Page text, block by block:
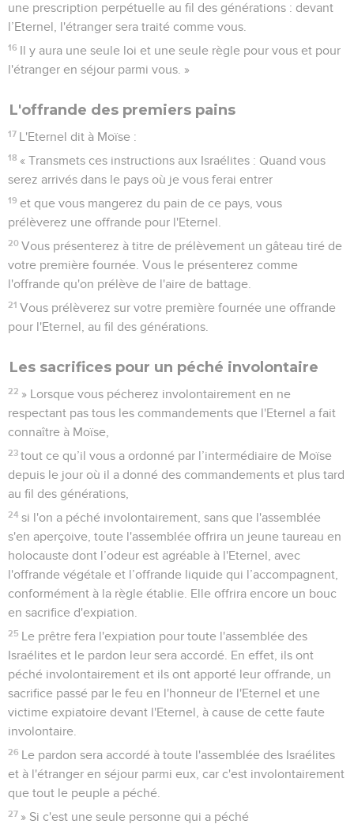
une prescription perpétuelle au fil des générations : devant
l’Eternel, l'étranger sera traité comme vous.
16 Il y aura une seule loi et une seule règle pour vous et pour
l'étranger en séjour parmi vous. »
L'offrande des premiers pains
17 L'Eternel dit à Moïse :
18 « Transmets ces instructions aux Israélites : Quand vous
serez arrivés dans le pays où je vous ferai entrer
19 et que vous mangerez du pain de ce pays, vous
prélèverez une offrande pour l'Eternel.
20 Vous présenterez à titre de prélèvement un gâteau tiré de
votre première fournée. Vous le présenterez comme
l'offrande qu'on prélève de l'aire de battage.
21 Vous prélèverez sur votre première fournée une offrande
pour l'Eternel, au fil des générations.
Les sacrifices pour un péché involontaire
22 » Lorsque vous pécherez involontairement en ne
respectant pas tous les commandements que l'Eternel a fait
connaître à Moïse,
23 tout ce qu’il vous a ordonné par l’intermédiaire de Moïse
depuis le jour où il a donné des commandements et plus tard
au fil des générations,
24 si l'on a péché involontairement, sans que l'assemblée
s'en aperçoive, toute l'assemblée offrira un jeune taureau en
holocauste dont l’odeur est agréable à l'Eternel, avec
l'offrande végétale et l’offrande liquide qui l’accompagnent,
conformément à la règle établie. Elle offrira encore un bouc
en sacrifice d'expiation.
25 Le prêtre fera l'expiation pour toute l'assemblée des
Israélites et le pardon leur sera accordé. En effet, ils ont
péché involontairement et ils ont apporté leur offrande, un
sacrifice passé par le feu en l'honneur de l'Eternel et une
victime expiatoire devant l'Eternel, à cause de cette faute
involontaire.
26 Le pardon sera accordé à toute l'assemblée des Israélites
et à l'étranger en séjour parmi eux, car c'est involontairement
que tout le peuple a péché.
27 » Si c'est une seule personne qui a péché